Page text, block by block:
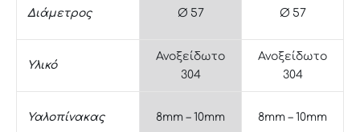
Διάμετρος Ø 57 Ø 57
Υλικό
Ανοξείδωτο
304
Ανοξείδωτο
304
Υαλοπίνακας 8mm – 10mm 8mm – 10mm